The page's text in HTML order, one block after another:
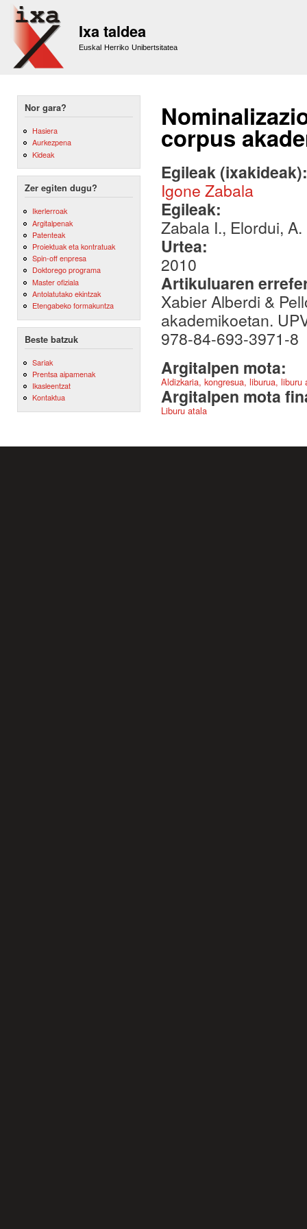
Ixa taldea
Euskal Herriko Unibertsitatea
Nor gara?
Hasiera
Aurkezpena
Kideak
Zer egiten dugu?
Ikerlerroak
Argitalpenak
Patenteak
Proiektuak eta kontratuak
Spin-off enpresa
Doktorego programa
Master ofiziala
Antolatutako ekintzak
Etengabeko formakuntza
Beste batzuk
Sariak
Prentsa aipamenak
Ikasleentzat
Kontaktua
corpus
Egileak
Igone Zabala
Egileak:
Zabala I., Elordui, A.
Urtea:
2010
Artikuluaren
Xabier Alberdi &
akademikoetan.
978-84-693-3971-8
Argitalpen mota:
Aldizkaria, kongresua, liburua,
Argitalpen mota
Liburu atala